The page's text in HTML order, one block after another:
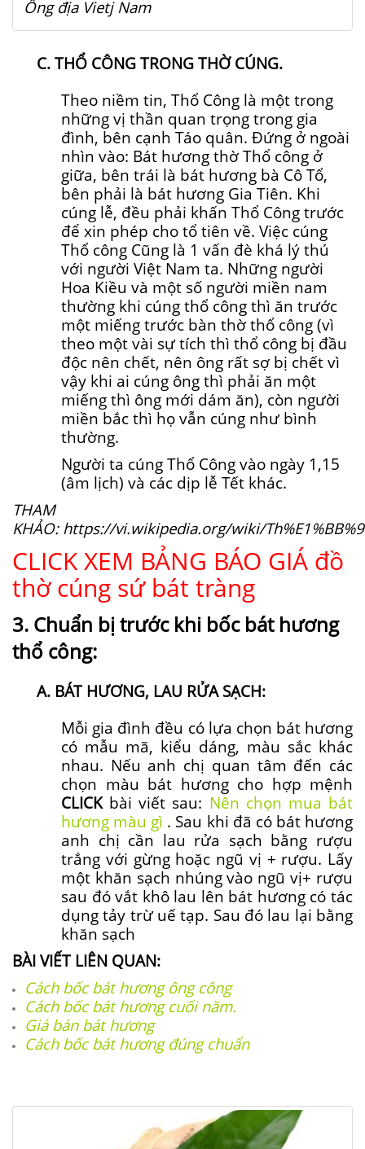
Ông địa Vietj Nam
C. THỔ CÔNG TRONG THỜ CÚNG.
Theo niềm tin, Thổ Công là một trong
những vị thần quan trọng trong gia
đình, bên cạnh Táo quân. Đứng ở ngoài
nhìn vào: Bát hương thờ Thổ công ở
giữa, bên trái là bát hương bà Cô Tổ,
bên phải là bát hương Gia Tiên. Khi
cúng lễ, đều phải khấn Thổ Công trước
để xin phép cho tổ tiên về. Việc cúng
Thổ công Cũng là 1 vấn đè khá lý thú
với người Việt Nam ta. Những người
Hoa Kiều và một số người miền nam
thường khi cúng thổ công thì ăn trước
một miếng trước bàn thờ thổ công (vì
theo một vài sự tích thì thổ công bị đầu
độc nên chết, nên ông rất sợ bị chết vì
vậy khi ai cúng ông thì phải ăn một
miếng thì ông mới dám ăn), còn người
miền bắc thì họ vẫn cúng như bình
thường.
Người ta cúng Thổ Công vào ngày 1,15
(âm lịch) và các dịp lễ Tết khác.
THAM
KHẢO: https://vi.wikipedia.org/wiki/
CLICK XEM BẢNG BÁO GIÁ đồ
thờ cúng sứ bát tràng
3. Chuẩn bị trước khi bốc bát hương
thổ công:
A. BÁT HƯƠNG, LAU RỬA SẠCH:
Mỗi gia đình đều có lựa chọn bát hương
có mẫu mã, kiểu dáng, màu sắc khác
nhau. Nếu anh chị quan tâm đến các
chọn màu bát hương cho hợp mệnh
CLICKbài viết sau: Nên chọn mua bát
hương màu gì . Sau khi đã có bát hương
anh chị cần lau rửa sạch bằng rượu
trắng với gừng hoặc ngũ vị + rượu. Lấy
một khăn sạch nhúng vào ngũ vị+ rượu
sau đó vắt khô lau lên bát hương có tác
dụng tảy trừ uế tạp. Sau đó lau lại bằng
khăn sạch
BÀI VIẾT LIÊN QUAN:
Cách bốc bát hương ông công
Cách bốc bát hương cuối năm.
Giá bán bát hương
Cách bốc bát hương đúng chuẩn